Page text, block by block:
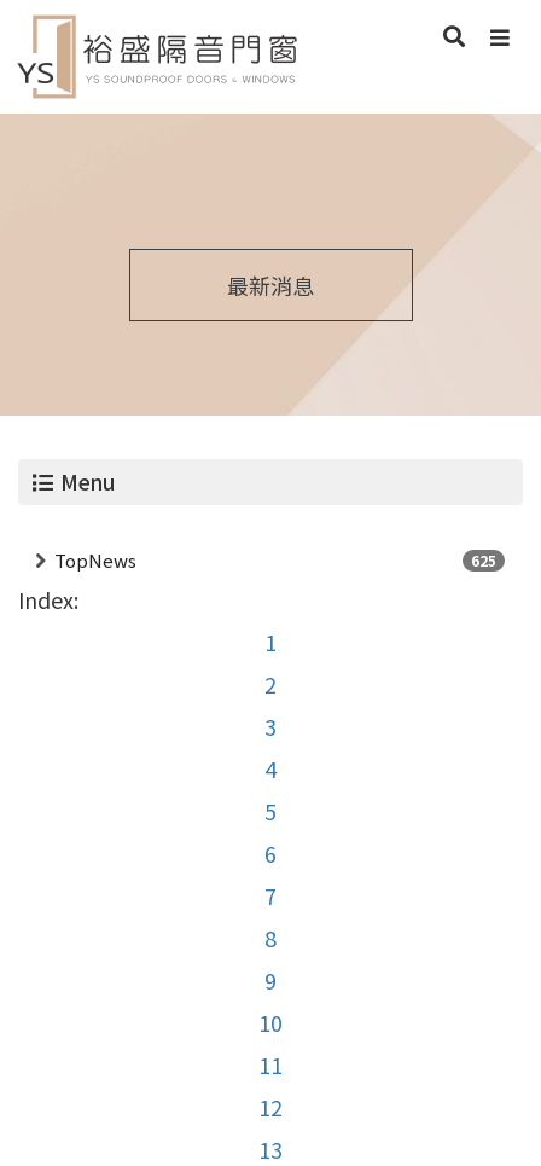
最新消息
Menu
TopNews 625
Index:
1
2
3
4
5
6
7
8
9
10
11
12
13